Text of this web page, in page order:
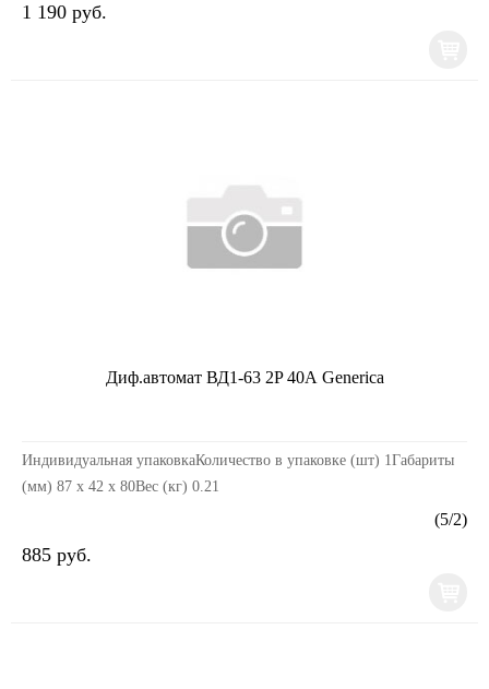
1 190 руб.
Диф.автомат ВД1-63 2P 40А Generica
Индивидуальная упаковкаКоличество в упаковке (шт) 1Габариты
(мм) 87 x 42 x 80Вес (кг) 0.21
(5/2)
885 руб.